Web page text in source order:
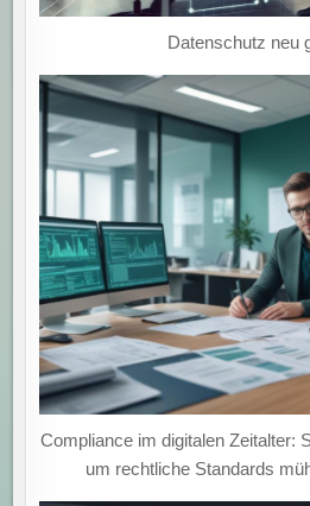
Datenschutz neu
Compliance im digitalen Zeitalter:
um rechtliche Standards